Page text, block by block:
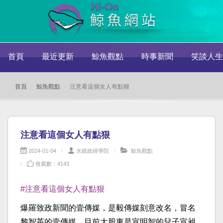
首頁 最近更新 鯨魚觀點 時事新聞 笑談人生
首頁 鯨魚觀點 注意看這個女人有點狠
注意看這個女人有點狠
2024-01-04 水鏡政經學院 鯨魚觀點
推薦數：4143
#注意看這個女人有點狠
爆羅致政新聞的壹傳媒，是毅傳媒刻意改名，冒名